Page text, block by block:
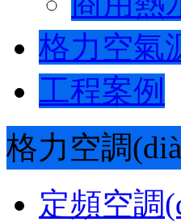
格力空氣
工程案例
格力空調
定頻空調